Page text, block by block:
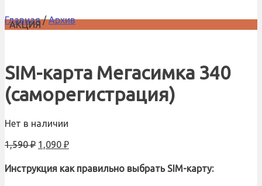
Главная / Архив
АКЦИЯ
SIM-карта Мегасимка 340
(саморегистрация)
Нет в наличии
1,590₽ 1,090 ₽
Инструкция как правильно выбрать SIM-карту: